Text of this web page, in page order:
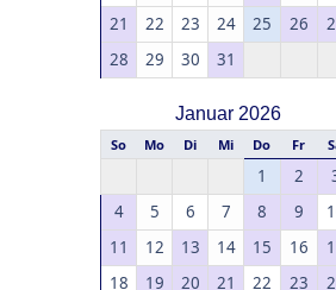
21
22 23 24 25 26
28
29 30 31
Januar 2026
So Mo Di Mi Do Fr
1 2
4
5 6 7 8 9
11
12 13 14 15 16
18
19 20 21 22 23